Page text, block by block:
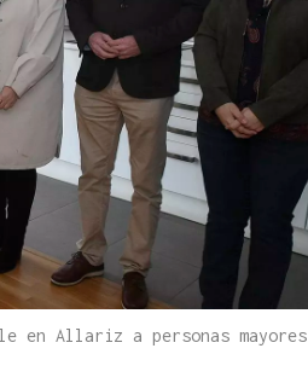
en Allariz a personas mayores